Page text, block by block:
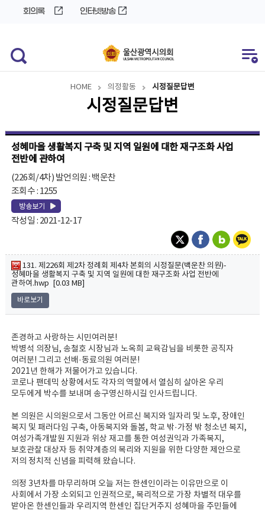
회의록 인터넷방송
HOME 의정활동 시정질문답변
시정질문답변
성혜마을 생활복지 구축 및 지역 일원에 대한 재구조화 사업
전반에 관하여
(226회/4차) 발언의원 : 백운찬
조회수 : 1255
작성일 : 2021-12-17
131. 제226회 제2차 정례회 제4차 본회의 시정질문(백운찬 의원)-
성혜마을 생활복지 구축 및 지역 일원에 대한 재구조화 사업 전반에
관하여.hwp [0.03 MB]
바로보기
존경하고 사랑하는 시민여러분!
박병석 의장님, 송철호 시장님과 노옥희 교육감님을 비롯한 공직자
여러분! 그리고 선배·동료의원 여러분!
2021년 한해가 저물어가고 있습니다.
코로나 팬데믹 상황에서도 각자의 역할에서 열심히 살아온 우리
모두에게 박수를 보내며 송구영신하시길 인사드립니다.
본 의원은 시의원으로서 그동안 어르신 복지와 일자리 및 노후, 장애인
복지 및 패러다임 구축, 아동복지와 돌봄, 학교 밖·가정 밖 청소년 복지,
여성가족개발원 지원과 위상 재고를 통한 여성권익과 가족복지,
보호관찰 대상자 등 취약계층의 복리와 지원을 위한 다양한 제안으로
저의 정치적 신념을 피력해 왔습니다.
의정 3년차를 마무리하며 오늘 저는 한센인이라는 이유만으로 이
사회에서 가장 소외되고 인권적으로, 복리적으로 가장 차별적 대우를
받아온 한센인들과 우리지역 한센인 집단거주지 성혜마을 주민들에